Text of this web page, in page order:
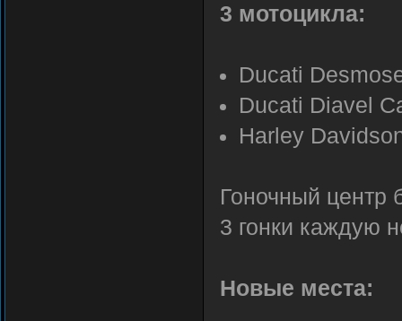
3 мотоцикла:
Ducati
Ducati Diavel
Harley
Гоночный центр
3 гонки каждую
Новые места: